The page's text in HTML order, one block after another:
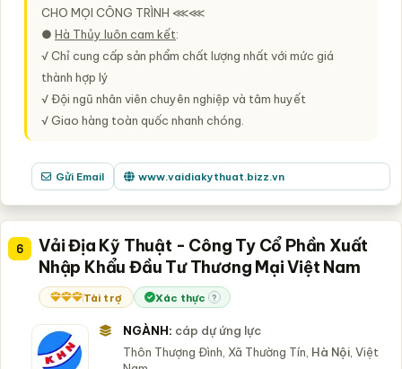
CHO MỌI CÔNG TRÌNH ⋘⋘
● Hà Thủy luôn cam kết:
√ Chỉ cung cấp sản phẩm chất lượng nhất với mức giá
thành hợp lý
√ Đội ngũ nhân viên chuyên nghiệp và tâm huyết
√ Giao hàng toàn quốc nhanh chóng.
Gửi Email www.vaidiakythuat.bizz.vn
6
Vải Địa Kỹ Thuật - Công Ty Cổ Phần Xuất
Nhập Khẩu Đầu Tư Thương Mại Việt Nam
Tài trợ Xác thực ?
NGÀNH: cáp dự ứng lực
Thôn Thượng Đình, Xã Thường Tín, Hà Nội, Việt